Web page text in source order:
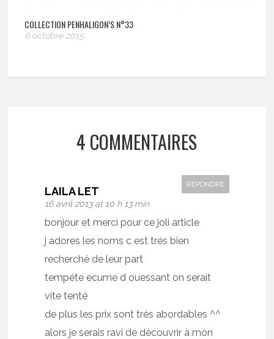
COLLECTION PENHALIGON’S N°33
6 octobre 2015
4 COMMENTAIRES
LAILA LET
16 avril 2013 at 10 h 13 min
RÉPONDRE
bonjour et merci pour ce joli article
j adores les noms c est trés bien
recherché de leur part
tempéte ecume d ouessant on serait
vite tenté
de plus les prix sont trés abordables ^^
alors je serais ravi de découvrir à mon